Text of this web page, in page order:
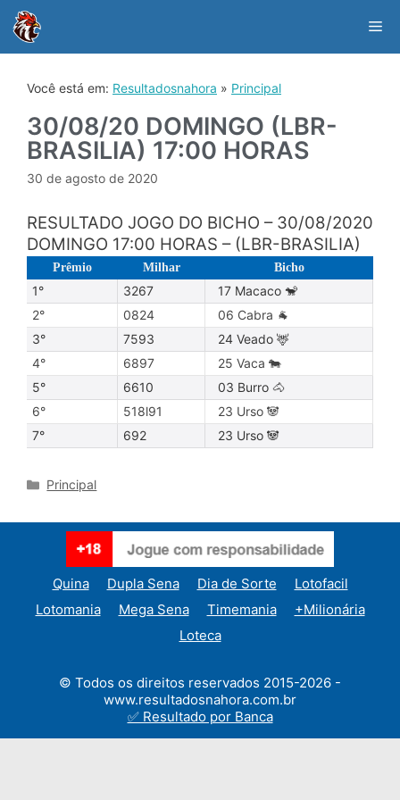
content
Você está em: Resultadosnahora » Principal
30/08/20 DOMINGO (LBR-
BRASILIA) 17:00 HORAS
30 de agosto de 2020
RESULTADO JOGO DO BICHO – 30/08/2020
DOMINGO 17:00 HORAS – (LBR-BRASILIA)
Prêmio Milhar Bicho
1° 3267
17 Macaco 🐒
2°
0824
06 Cabra 🐐
3°
7593
24 Veado 🦌
4°
6897
25 Vaca 🐄
5°
6610
03 Burro 🐴
6°
518l91
23 Urso 🐼
7°
692 23 Urso 🐼
Categories
Principal
Quina Dupla Sena Dia de Sorte
Lotofacil
Lotomania
Mega Sena Timemania
+Milionária
Loteca
© Todos os direitos reservados 2015-2026 -
www.resultadosnahora.com.br
✅ Resultado por Banca